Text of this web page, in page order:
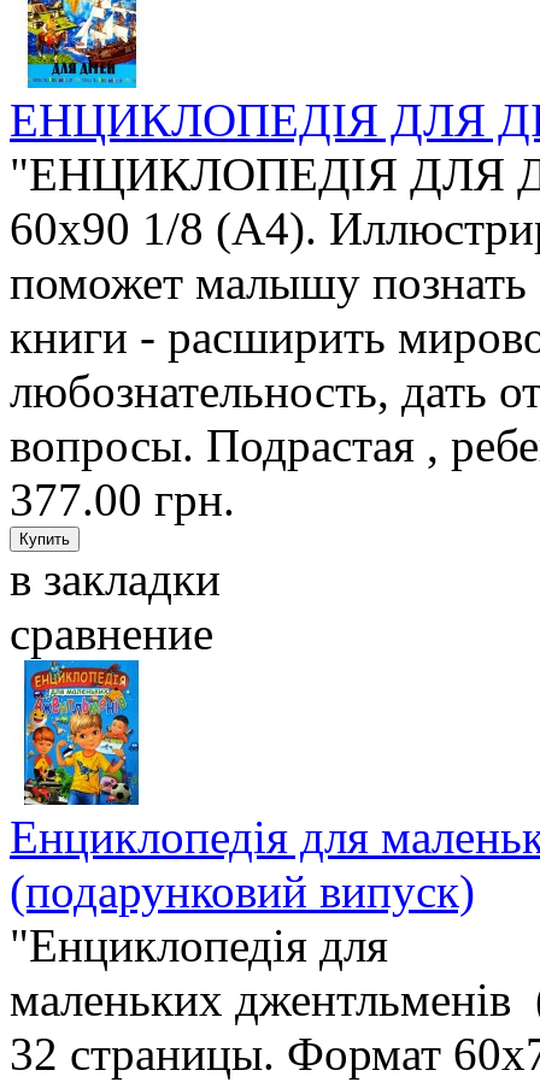
ЕНЦИКЛОПЕДІЯ ДЛЯ
"ЕНЦИКЛОПЕДІЯ ДЛЯ
60х90 1/8 (А4).
поможет малышу
книги - расширить
любознательность, дать
вопросы. Подрастая ,
377.00 грн.
в закладки
сравнение
Енциклопедія для
(подарунковий випуск)
"Енциклопедія для
маленьких
32 страницы. Формат